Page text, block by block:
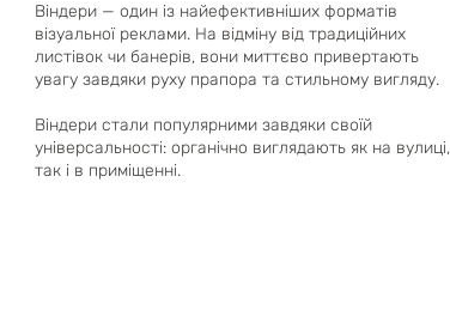
Віндери — один із найефективніших форматів
візуальної реклами. На відміну від традиційних
листівок чи банерів, вони миттєво привертають
увагу завдяки руху прапора та стильному вигляду.
Віндери стали популярними завдяки своїй
універсальності: органічно виглядають як на вулиці,
так і в приміщенні.